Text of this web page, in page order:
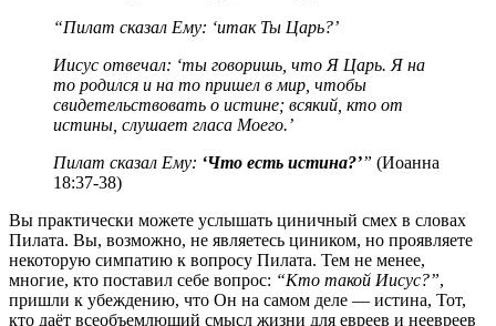
“Пилат сказал Ему: ‘итак Ты Царь?’
Иисус отвечал: ‘ты говоришь, что Я Царь. Я на
то родился и на то пришел в мир, чтобы
свидетельствовать о истине; всякий, кто от
истины, слушает гласа Моего.’
Пилат сказал Ему: ‘Что есть истина?’” (Иоанна
18:37-38)
Вы практически можете услышать циничный смех в словах
Пилата. Вы, возможно, не являетесь циником, но проявляете
некоторую симпатию к вопросу Пилата. Тем не менее,
многие, кто поставил себе вопрос: “Кто такой Иисус?”,
пришли к убеждению, что Он на самом деле — истина, Тот,
кто даёт всеобъемлющий смысл жизни для евреев и неевреев